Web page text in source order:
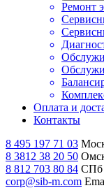
Ремонт
Оплата и
Контакты
8 495 197 71 03
8 3812 38 20 50
8 812 703 80 84 СПб
corp@sib-m.com